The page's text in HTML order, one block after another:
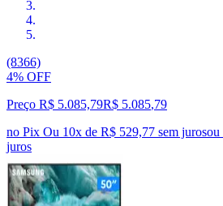
(8366)
4% OFF
Preço R$ 5.085,79R$ 5.085,79
no Pix Ou 10x de R$ 529,77 sem jurosou
juros